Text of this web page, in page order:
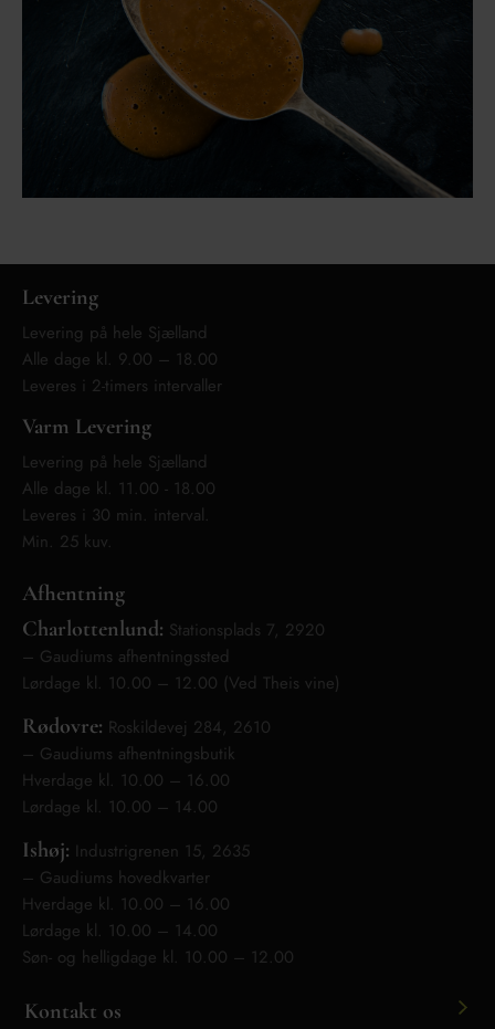
Levering
Levering på hele Sjælland
Alle dage kl. 9.00 – 18.00
Leveres i 2-timers intervaller
Varm Levering
Levering på hele Sjælland
Alle dage kl. 11.00 - 18.00
Leveres i 30 min. interval.
Min. 25 kuv.
Afhentning
Charlottenlund: Stationsplads 7, 2920
– Gaudiums afhentningssted
Lørdage kl. 10.00 – 12.00 (Ved Theis vine)
Rødovre: Roskildevej 284, 2610
– Gaudiums afhentningsbutik
Hverdage kl. 10.00 – 16.00
Lørdage kl. 10.00 – 14.00
Ishøj: Industrigrenen 15, 2635
– Gaudiums hovedkvarter
Hverdage kl. 10.00 – 16.00
Lørdage kl. 10.00 – 14.00
Søn- og helligdage kl. 10.00 – 12.00
Kontakt os